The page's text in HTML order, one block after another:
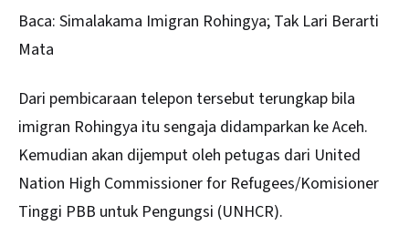
Baca: Simalakama Imigran Rohingya; Tak Lari Berarti
Mata
Dari pembicaraan telepon tersebut terungkap bila
imigran Rohingya itu sengaja didamparkan ke Aceh.
Kemudian akan dijemput oleh petugas dari United
Nation High Commissioner for Refugees/Komisioner
Tinggi PBB untuk Pengungsi (UNHCR).